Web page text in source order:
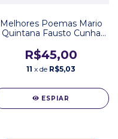
Melhores Poemas Mario
Quintana Fausto Cunha
R$45,00
11 x de R$5,03
ESPIAR